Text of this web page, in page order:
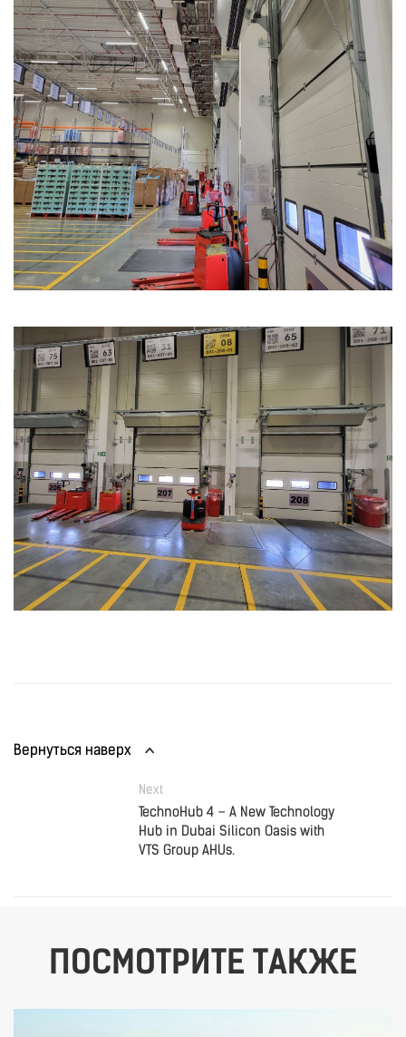
Вернуться наверх
Next
TechnoHub 4 – A New Technology
Hub in Dubai Silicon Oasis with
VTS Group AHUs.
ПОСМОТРИТЕ ТАКЖЕ